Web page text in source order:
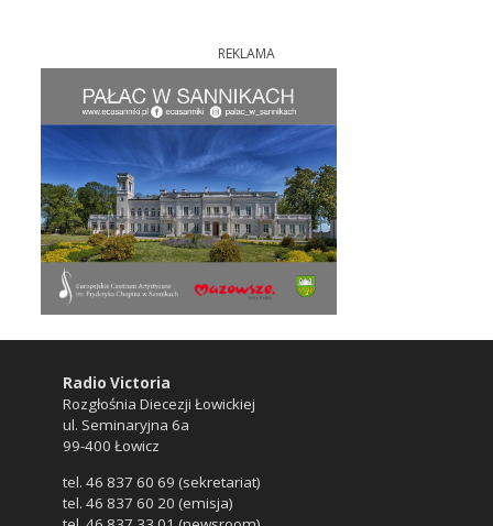
REKLAMA
Radio Victoria
Rozgłośnia Diecezji Łowickiej
ul. Seminaryjna 6a
99-400 Łowicz
tel. 46 837 60 69 (sekretariat)
tel. 46 837 60 20 (emisja)